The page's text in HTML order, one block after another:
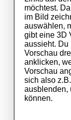
möchtest.
im Bild
auswählen,
gibt eine 3D
aussieht. Du
Vorschau
anklicken,
Vorschau
sich also
ausblenden,
können.